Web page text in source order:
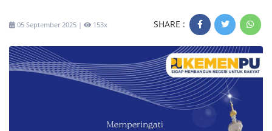
05 September 2025 | 153x SHARE :